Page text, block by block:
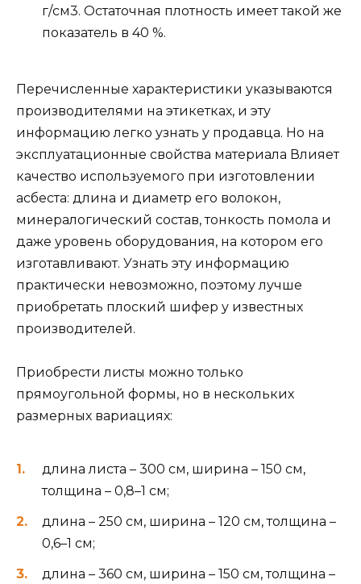
г/см3. Остаточная плотность имеет такой же
показатель в 40 %.
Перечисленные характеристики указываются
производителями на этикетках, и эту
информацию легко узнать у продавца. Но на
эксплуатационные свойства материала Влияет
качество используемого при изготовлении
асбеста: длина и диаметр его волокон,
минералогический состав, тонкость помола и
даже уровень оборудования, на котором его
изготавливают. Узнать эту информацию
практически невозможно, поэтому лучше
приобретать плоский шифер у известных
производителей.
Приобрести листы можно только
прямоугольной формы, но в нескольких
размерных вариациях:
длина листа – 300 см, ширина – 150 см,
толщина – 0,8–1 см;
длина – 250 см, ширина – 120 см, толщина –
0,6–1 см;
длина – 360 см, ширина – 150 см, толщина –